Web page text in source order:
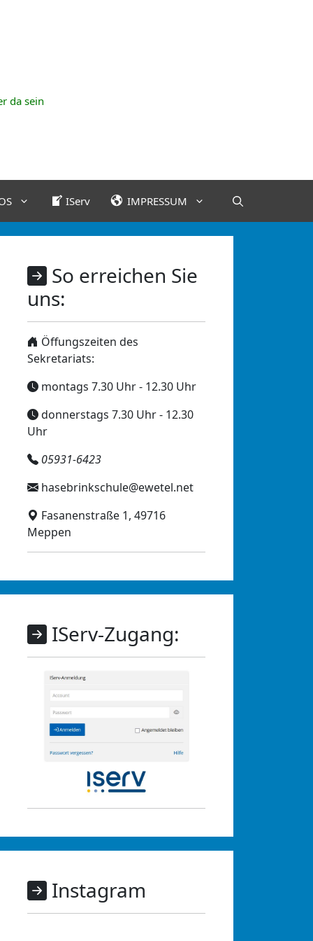
da sein
IServ IMPRESSUM
So erreichen Sie
uns:
Öffungszeiten des
Sekretariats:
montags 7.30 Uhr - 12.30 Uhr
donnerstags 7.30 Uhr - 12.30
Uhr
05931-6423
hasebrinkschule@ewetel.net
Fasanenstraße 1, 49716
Meppen
IServ-Zugang:
Instagram